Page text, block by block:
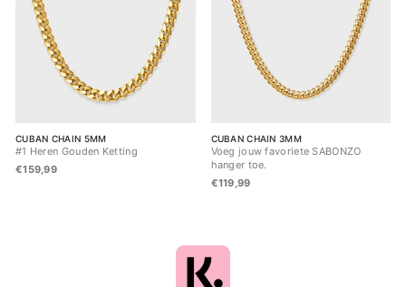
CUBAN CHAIN 5MM
#1 Heren Gouden Ketting
€159,99
CUBAN CHAIN 3MM
Voeg jouw favoriete SABONZO
hanger toe.
€119,99